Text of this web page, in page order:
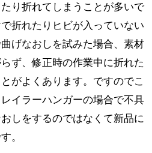
り折れてしまうことが多いで
折れたりヒビが入っていない
げなおしを試みた場合、素材
ず、修正時の作業中に折れた
がよくあります。ですのでこ
イラーハンガーの場合で不具
しをするのではなくて新品に
。